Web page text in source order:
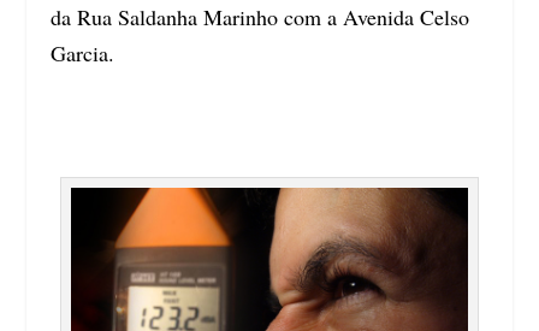
da Rua Saldanha Marinho com a Avenida Celso
Garcia.